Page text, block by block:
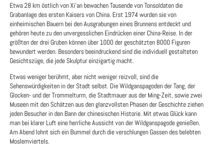
Etwa 28 km östlich von Xi’an bewachen Tausende von Tonsoldaten die
Grabanlage des ersten Kaisers von China. Erst 1974 wurden sie von
einheimischen Bauern bei den Ausgrabungen eines Brunnens entdeckt und
gehören heute zu den unvergesslichen Eindrücken einer China-Reise. In der
größten der drei Gruben können über 1000 der geschätzten 8000 Figuren
bewundert werden. Besonders beeindruckend sind die individuell gestalteten
Gesichtszüge, die jede Skulptur einzigartig macht.
Etwas weniger berühmt, aber nicht weniger reizvoll, sind die
Sehenswürdigkeiten in der Stadt selbst. Die Wildganspagoden der Tang, der
Glocken- und der Trommelturm, die Stadtmauer aus der Ming-Zeit, sowie zwei
Museen mit den Schätzen aus den glanzvollsten Phasen der Geschichte ziehen
jeden Besucher in den Bann der chinesischen Historie. Mit etwas Glück kann
man bei klarer Luft eine herrliche Aussicht von der Wildganspagode genießen.
Am Abend lohnt sich ein Bummel durch die verschlungen Gassen des belebten
Moslemviertels.